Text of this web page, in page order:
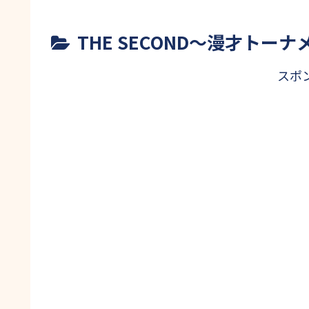
THE SECOND〜漫才トーナ
スポ